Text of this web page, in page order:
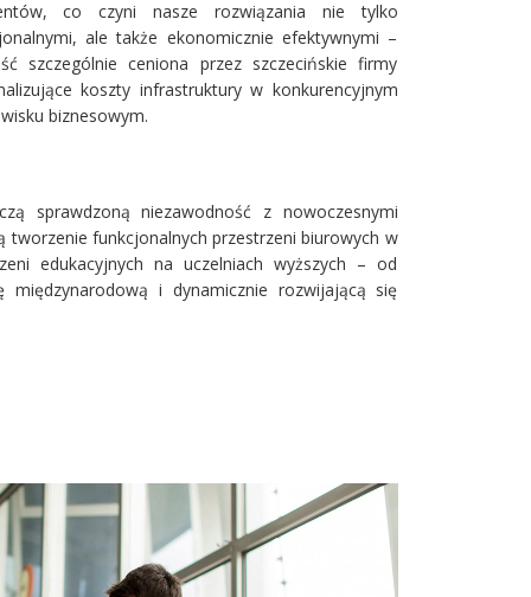
co czyni nasze rozwiązania nie tylko
ale także ekonomicznie efektywnymi –
szczególnie ceniona przez szczecińskie firmy
koszty infrastruktury w konkurencyjnym
biznesowym.
sprawdzoną niezawodność z nowoczesnymi
funkcjonalnych przestrzeni biurowych w
edukacyjnych na uczelniach wyższych – od
międzynarodową i dynamicznie rozwijającą się